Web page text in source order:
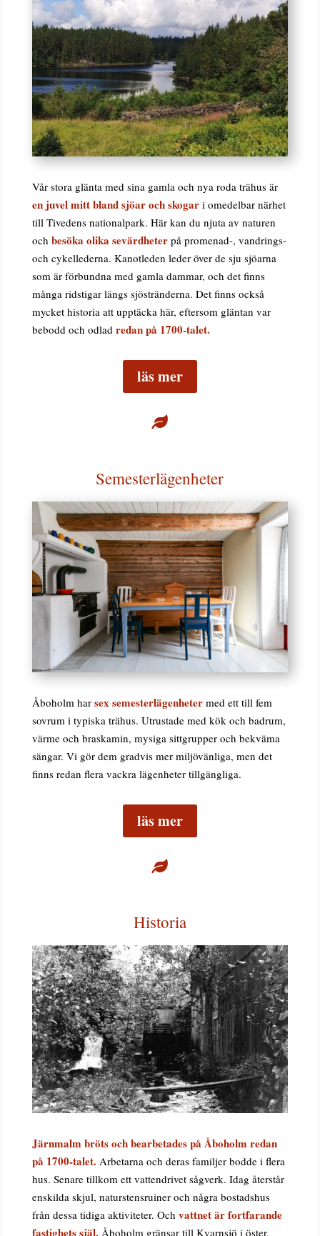
Vår stora glänta med sina gamla och nya roda trähus är
en juvel mitt bland sjöar och skogari omedelbar närhet
till Tivedens nationalpark. Här kan du njuta av naturen
och besöka olika sevärdheterpå promenad-, vandrings-
och cykellederna. Kanotleden leder över de sju sjöarna
som är förbundna med gamla dammar, och det finns
många ridstigar längs sjöstränderna. Det finns också
mycket historia att upptäcka här, eftersom gläntan var
bebodd och odlad redan på 1700-talet.
läs mer

Semesterlägenheter
Åboholm har sex semesterlägenhetermed ett till fem
sovrum i typiska trähus. Utrustade med kök och badrum,
värme och braskamin, mysiga sittgrupper och bekväma
sängar. Vi gör dem gradvis mer miljövänliga, men det
finns redan flera vackra lägenheter tillgängliga.
läs mer

Historia
Järnmalm bröts och bearbetades på Åboholm redan
på 1700-talet. Arbetarna och deras familjer bodde i flera
hus. Senare tillkom ett vattendrivet sågverk. Idag återstår
enskilda skjul, naturstensruiner och några bostadshus
från dessa tidiga aktiviteter. Och vattnet är fortfarande
fastighets själ. Åboholm gränsar till Kvarnsjö i öster,